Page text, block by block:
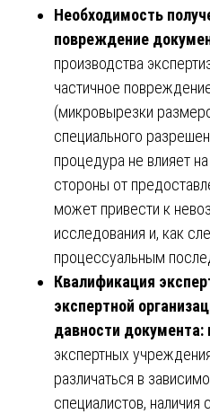
Необходимость
повреждение
производства
частичное
(микровырезки
специального
процедура не влияет
стороны от
может привести к
исследования и, как
процессуальным
Квалификация
экспертной
давности документа:
экспертных
различаться в
специалистов, наличия